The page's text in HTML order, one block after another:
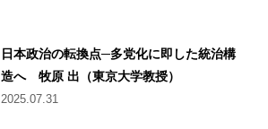
日本政治の転換点─多党化に即した統治構
造へ 牧原 出（東京大学教授）
2025.07.31